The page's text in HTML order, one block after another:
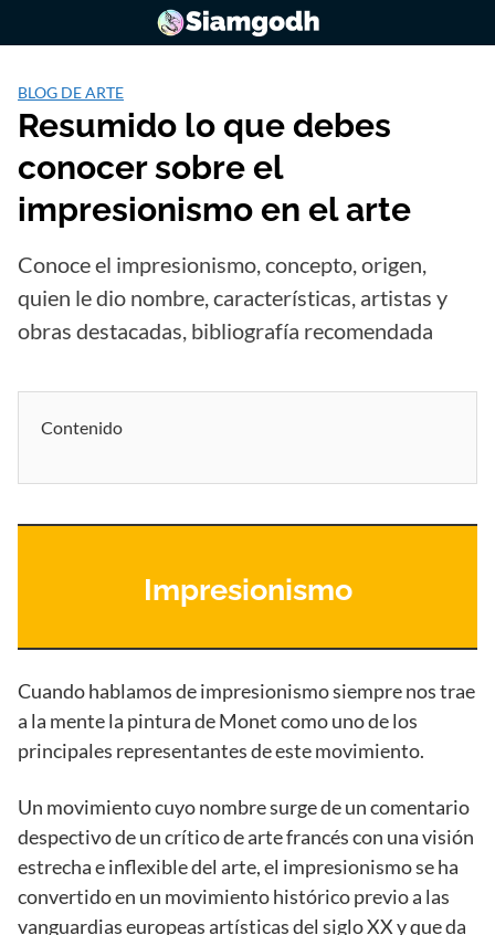
BLOG DE ARTE
Resumido lo que debes
conocer sobre el
impresionismo en el arte
Conoce el impresionismo, concepto, origen,
quien le dio nombre, características, artistas y
obras destacadas, bibliografía recomendada
Contenido
Impresionismo
Cuando hablamos de impresionismo siempre nos trae
a la mente la pintura de Monet como uno de los
principales representantes de este movimiento.
Un movimiento cuyo nombre surge de un comentario
despectivo de un crítico de arte francés con una visión
estrecha e inflexible del arte, el impresionismo se ha
convertido en un movimiento histórico previo a las
vanguardias europeas artísticas del siglo XX y que da